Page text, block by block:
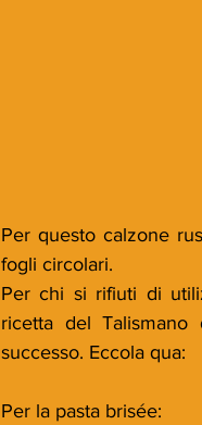
Per questo calzone
fogli circolari.
Per chi si rifiuti di
ricetta del
successo. Eccola qua:
Per la pasta brisée: